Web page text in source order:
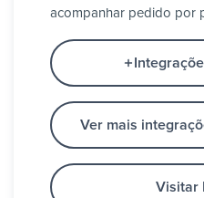
acompanhar pedido por
Ver mais
Visitar